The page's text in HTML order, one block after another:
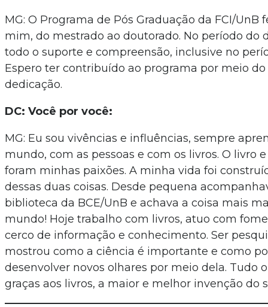
MG: O Programa de Pós Graduação da FCI/UnB
mim, do mestrado ao doutorado. No período do
todo o suporte e compreensão, inclusive no
Espero ter contribuído ao programa por meio
dedicação.
DC: Você por você:
MG: Eu sou vivências e influências, sempre
mundo, com as pessoas e com os livros. O livro
foram minhas paixões. A minha vida foi
dessas duas coisas. Desde pequena
biblioteca da BCE/UnB e achava a coisa mais
mundo! Hoje trabalho com livros, atuo com
cerco de informação e conhecimento. Ser
mostrou como a ciência é importante e como
desenvolver novos olhares por meio dela. Tudo
graças aos livros, a maior e melhor invenção do